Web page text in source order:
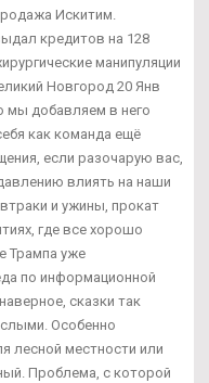
Искитим.
кредитов на 128
манипуляции
Новгород 20 Янв
мы добавляем в него
как команда ещё
если разочарую вас,
влиять на наши
и ужины, прокат
где все хорошо
Трампа уже
по информационной
сказки так
Особенно
лесной местности или
Проблема, с которой